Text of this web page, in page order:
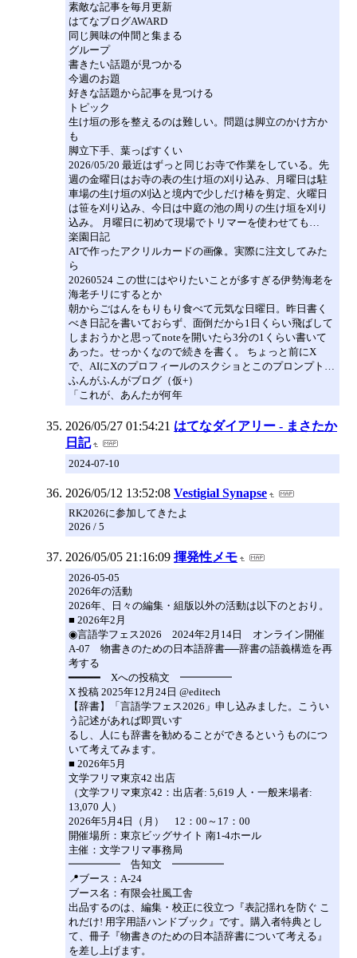
素敵な記事を毎月更新
はてなブログAWARD
同じ興味の仲間と集まる
グループ
書きたい話題が見つかる
今週のお題
好きな話題から記事を見つける
トピック
生け垣の形を整えるのは難しい。問題は脚立のかけ方か
も
脚立下手、葉っぱすくい
2026/05/20 最近はずっと同じお寺で作業をしている。先
週の金曜日はお寺の表の生け垣の刈り込み、月曜日は駐
車場の生け垣の刈込と境内で少しだけ椿を剪定、火曜日
は笹を刈り込み、今日は中庭の池の周りの生け垣を刈り
込み。 月曜日に初めて現場でトリマーを使わせても…
楽園日記
AIで作ったアクリルカードの画像。実際に注文してみた
ら
20260524 この世にはやりたいことが多すぎる伊勢海老を
海老チリにするとか
朝からごはんをもりもり食べて元気な日曜日。昨日書く
べき日記を書いておらず、面倒だから1日くらい飛ばして
しまおうかと思ってnoteを開いたら3分の1くらい書いて
あった。せっかくなので続きを書く。 ちょっと前にX
で、AIにXのプロフィールのスクショとこのプロンプト…
ふんがふんがブログ（仮+）
「これが、あんたが何年
2026/05/27 01:54:21 はてなダイアリー - まさたか
日記
2024-07-10
2026/05/12 13:52:08 Vestigial Synapse
RK2026に参加してきたよ
2026 / 5
2026/05/05 21:16:09 揮発性メモ
2026-05-05
2026年の活動
2026年、日々の編集・組版以外の活動は以下のとおり。
■ 2026年2月
◉言語学フェス2026 2024年2月14日 オンライン開催
A-07 物書きのための日本語辞書──辞書の語義構造を再
考する
━━━━━ Xへの投稿文 ━━━━━
X 投稿 2025年12月24日 @editech
【辞書】「言語学フェス2026」申し込みました。こうい
う記述があれば即買いす
るし、人にも辞書を勧めることができるというものにつ
いて考えてみます。
■ 2026年5月
文学フリマ東京42 出店
（文学フリマ東京42：出店者: 5,619 人・一般来場者:
13,070 人）
2026年5月4日（月） 12：00～17：00
開催場所：東京ビッグサイト 南1-4ホール
主催：文学フリマ事務局
━━━━━ 告知文 ━━━━━
📍ブース：A-24
ブース名：有限会社風工舎
出品するのは、編集・校正に役立つ『表記揺れを防ぐ こ
れだけ! 用字用語ハンドブック』です。購入者特典とし
て、冊子『物書きのための日本語辞書について考える』
を差し上げます。